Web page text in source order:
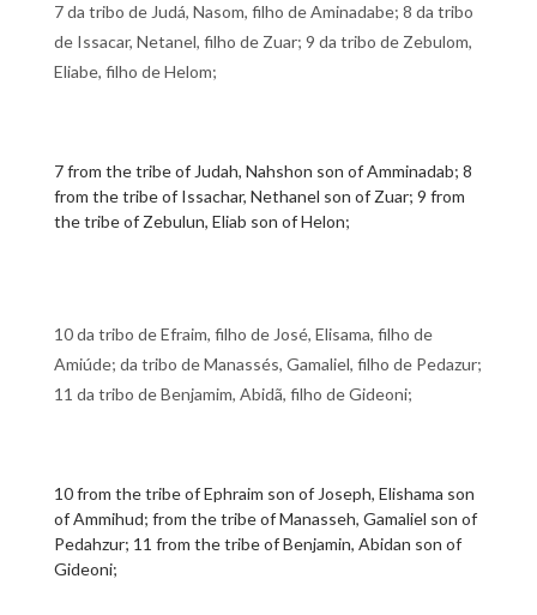
7 da tribo de Judá, Nasom, filho de Aminadabe; 8 da tribo
de Issacar, Netanel, filho de Zuar; 9 da tribo de Zebulom,
Eliabe, filho de Helom;
7 from the tribe of Judah, Nahshon son of Amminadab; 8
from the tribe of Issachar, Nethanel son of Zuar; 9 from
the tribe of Zebulun, Eliab son of Helon;
10 da tribo de Efraim, filho de José, Elisama, filho de
Amiúde; da tribo de Manassés, Gamaliel, filho de Pedazur;
11 da tribo de Benjamim, Abidã, filho de Gideoni;
10 from the tribe of Ephraim son of Joseph, Elishama son
of Ammihud; from the tribe of Manasseh, Gamaliel son of
Pedahzur; 11 from the tribe of Benjamin, Abidan son of
Gideoni;